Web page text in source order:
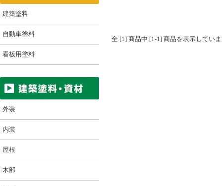
建築塗料
自動車塗料
看板用塗料
外装
内装
屋根
木部
全 [1] 商品中 [1-1] 商品を表示してい